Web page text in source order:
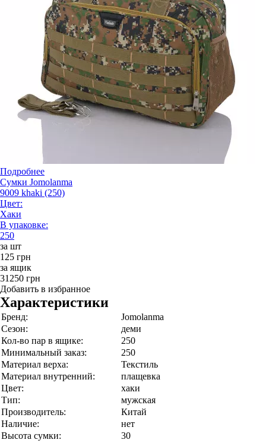
Подробнее
Сумки Jomolanma
9009 khaki (250)
Цвет:
Хаки
В упаковке:
250
за шт
125 грн
за ящик
31250 грн
Добавить в избранное
Характеристики
Бренд:
Jomolanma
Сезон:
деми
Кол-во пар в ящике:
250
Минимальный заказ:
250
Материал верха:
Текстиль
Материал внутренний:
плащевка
Цвет:
хаки
Тип:
мужская
Производитель:
Китай
Наличие:
нет
Высота сумки:
30